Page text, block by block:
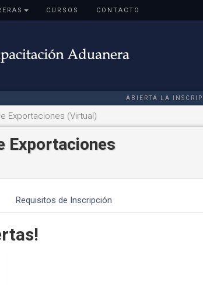
CURSOS CONTACTO
ABIERTA LA
Exportaciones (Virtual)
Exportaciones
Requisitos de Inscripción